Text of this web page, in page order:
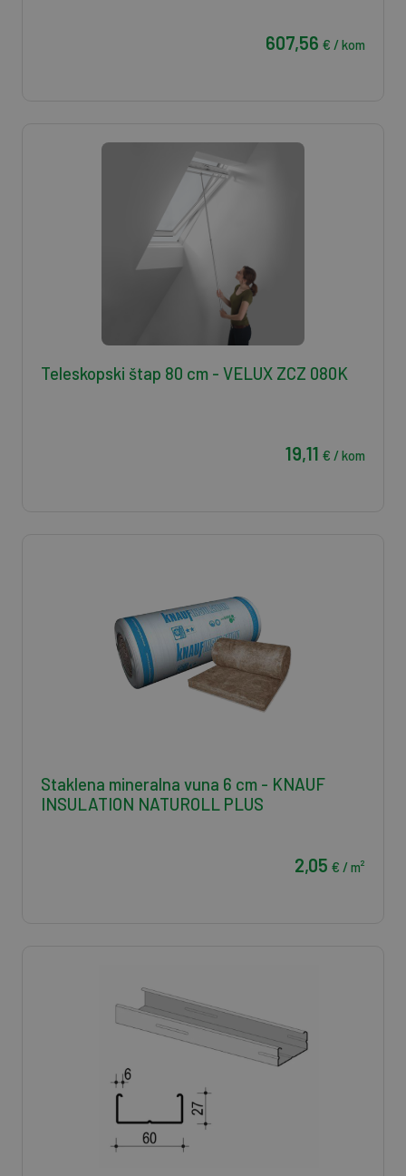
607,56 € / kom
Teleskopski štap 80 cm - VELUX ZCZ 080K
19,11 € / kom
Staklena mineralna vuna 6 cm - KNAUF
INSULATION NATUROLL PLUS
2,05 € / m²